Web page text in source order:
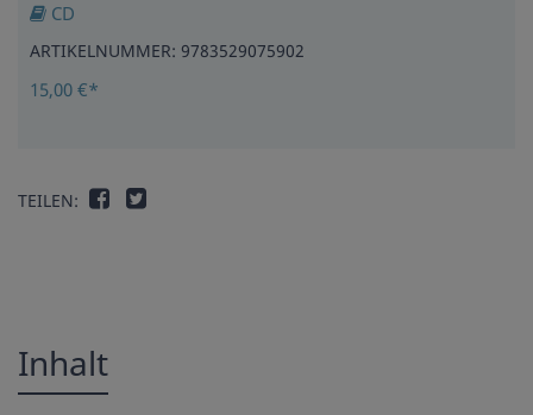
CD
ARTIKELNUMMER: 9783529075902
15,00 €*
TEILEN:
Inhalt